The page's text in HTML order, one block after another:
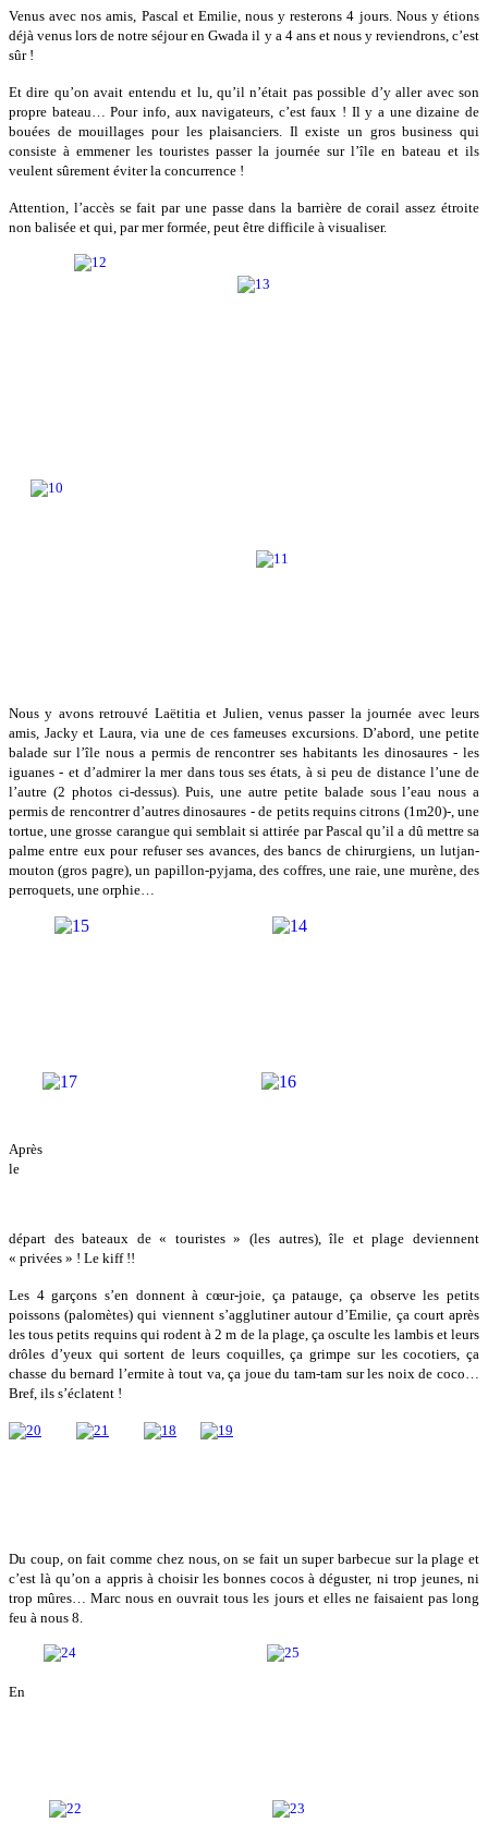
Venus avec nos amis, Pascal et Emilie, nous y resterons 4 jours. Nous y étions
déjà venus lors de notre séjour en Gwada il y a 4 ans et nous y reviendrons, c’est
sûr !
Et dire qu’on avait entendu et lu, qu’il n’était pas possible d’y aller avec son
propre bateau… Pour info, aux navigateurs, c’est faux ! Il y a une dizaine de
bouées de mouillages pour les plaisanciers. Il existe un gros business qui
consiste à emmener les touristes passer la journée sur l’île en bateau et ils
veulent sûrement éviter la concurrence !
Attention, l’accès se fait par une passe dans la barrière de corail assez étroite
non balisée et qui, par mer formée, peut être difficile à visualiser.
Nous y avons retrouvé Laëtitia et Julien, venus passer la journée avec leurs
amis, Jacky et Laura, via une de ces fameuses excursions. D’abord, une petite
balade sur l’île nous a permis de rencontrer ses habitants les dinosaures - les
iguanes - et d’admirer la mer dans tous ses états, à si peu de distance l’une de
l’autre (2 photos ci-dessus). Puis, une autre petite balade sous l’eau nous a
permis de rencontrer d’autres dinosaures - de petits requins citrons (1m20)-, une
tortue, une grosse carangue qui semblait si attirée par Pascal qu’il a dû mettre sa
palme entre eux pour refuser ses avances, des bancs de chirurgiens, un lutjan-
mouton (gros pagre), un papillon-pyjama, des coffres, une raie, une murène, des
perroquets, une orphie…
Après
le
départ des bateaux de « touristes » (les autres), île et plage deviennent
« privées » ! Le kiff !!
Les 4 garçons s’en donnent à cœur-joie, ça patauge, ça observe les petits
poissons (palomètes) qui viennent s’agglutiner autour d’Emilie, ça court après
les tous petits requins qui rodent à 2 m de la plage, ça osculte les lambis et leurs
drôles d’yeux qui sortent de leurs coquilles, ça grimpe sur les cocotiers, ça
chasse du bernard l’ermite à tout va, ça joue du tam-tam sur les noix de coco…
Bref, ils s’éclatent !
Du coup, on fait comme chez nous, on se fait un super barbecue sur la plage et
c’est là qu’on a appris à choisir les bonnes cocos à déguster, ni trop jeunes, ni
trop mûres… Marc nous en ouvrait tous les jours et elles ne faisaient pas long
feu à nous 8.
En